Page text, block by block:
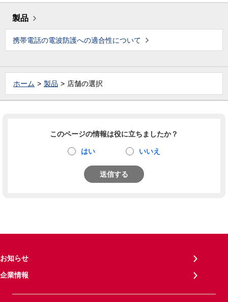
製品
携帯電話の電波防護への適合性について
ホーム 製品 店舗の選択
このページの情報は役に立ちましたか？
はい いいえ
送信する
お知らせ
企業情報